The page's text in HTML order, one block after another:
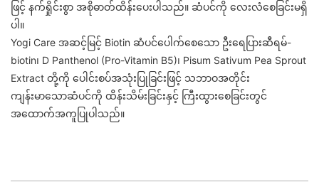
ဖြင့် နက်ရှိုင်းစွာ အစိုဓာတ်ထိန်းပေးပါသည်။ ဆံပင်ကို လေးလံစေခြင်းမရှိ
ပါ။
Yogi Care အဆင့်မြင့် Biotin ဆံပင်ပေါက်စေသော ဦးရေပြားဆီရမ်-
biotin၊ D Panthenol (Pro-Vitamin B5)၊ Pisum Sativum Pea Sprout
Extract တို့ကို ပေါင်းစပ်အသုံးပြုခြင်းဖြင့် သဘာဝအတိုင်း
ကျန်းမာသောဆံပင်ကို ထိန်းသိမ်းခြင်းနှင့် ကြီးထွားစေခြင်းတွင်
အထောက်အကူပြုပါသည်။